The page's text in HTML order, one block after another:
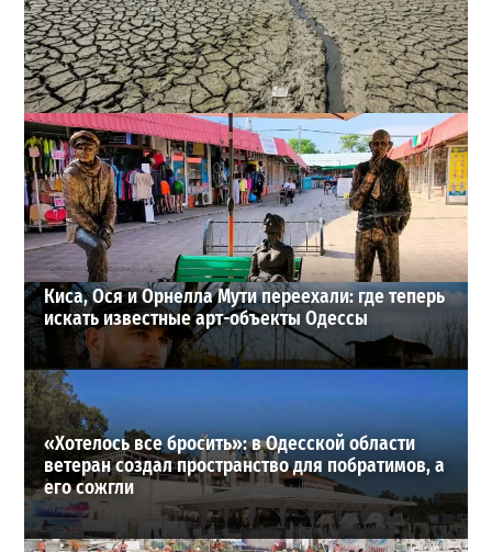
Днестр рекордно обмелел: одесситов просят срочно
экономить воду
2
29-07-2026 в 19:28
ВИБОР РЕДАКЦИИ
Киса, Ося и Орнелла Мути переехали: где теперь
искать известные арт-объекты Одессы
«Хотелось все бросить»: в Одесской области
ветеран создал пространство для побратимов, а
его сожгли